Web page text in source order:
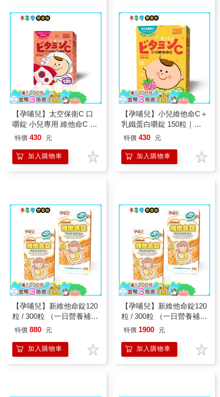
【孕哺兒】太空保衛C 口
嚼錠 小兒專用 維他命C ＋
D3 ＋ 鋅 黑醋栗口味｜卡
特價 430 元
加入購物車
【孕哺兒】小兒維他命C＋
乳鐵蛋白嚼錠 150粒｜卡
多摩
特價 430 元
加入購物車
【孕哺兒】新維他命錠120
粒 / 300粒 （一日營養補
給）｜卡多摩
特價 880 元
加入購物車
【孕哺兒】新維他命錠120
粒 / 300粒 （一日營養補
給）｜卡多摩
特價 1900 元
加入購物車